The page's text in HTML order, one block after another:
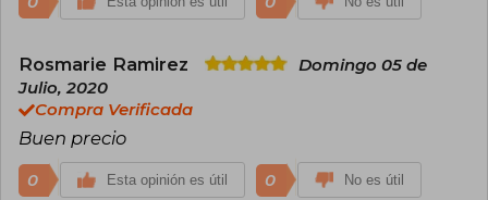
Rosmarie Ramirez
Domingo 05 de
Julio, 2020
Compra Verificada
Buen precio
0 Esta opinión es útil 0 No es útil